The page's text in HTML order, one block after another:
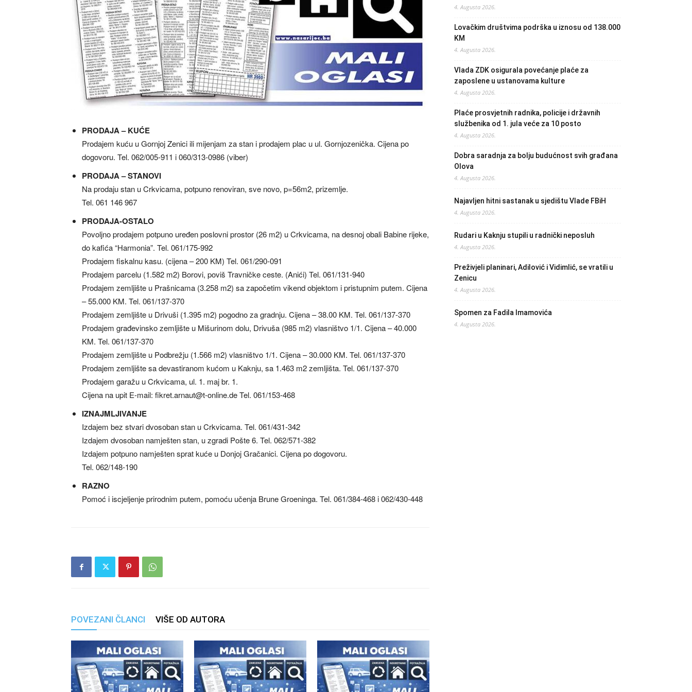
PRODAJA – KUĆE
Prodajem kuću u Gornjoj Zenici ili mijenjam za stan i prodajem plac u ul. Gornjozenička. Cijena po
dogovoru. Tel. 062/005-911 i 060/313-0986 (viber)
PRODAJA – STANOVI
Na prodaju stan u Crkvicama, potpuno renoviran, sve novo, p=56m2, prizemlje.
Tel. 061 146 967
PRODAJA-OSTALO
Povoljno prodajem potpuno uređen poslovni prostor (26 m2) u Crkvicama, na desnoj obali Babine rijeke,
do kafića “Harmonia”. Tel. 061/175-992
Prodajem fiskalnu kasu. (cijena – 200 KM) Tel. 061/290-091
Prodajem parcelu (1.582 m2) Borovi, poviš Travničke ceste. (Anići) Tel. 061/131-940
Prodajem zemljište u Prašnicama (3.258 m2) sa započetim vikend objektom i pristupnim putem. Cijena
– 55.000 KM. Tel. 061/137-370
Prodajem zemljište u Drivuši (1.395 m2) pogodno za gradnju. Cijena – 38.00 KM. Tel. 061/137-370
Prodajem građevinsko zemljište u Mišurinom dolu, Drivuša (985 m2) vlasništvo 1/1. Cijena – 40.000
KM. Tel. 061/137-370
Prodajem zemljište u Podbrežju (1.566 m2) vlasništvo 1/1. Cijena – 30.000 KM. Tel. 061/137-370
Prodajem zemljište sa devastiranom kućom u Kaknju, sa 1.463 m2 zemljišta. Tel. 061/137-370
Prodajem garažu u Crkvicama, ul. 1. maj br. 1.
Cijena na upit E-mail: fikret.arnaut@t-online.deTel. 061/153-468
IZNAJMLJIVANJE
Izdajem bez stvari dvosoban stan u Crkvicama. Tel. 061/431-342
Izdajem dvosoban namješten stan, u zgradi Pošte 6. Tel. 062/571-382
Izdajem potpuno namješten sprat kuće u Donjoj Gračanici. Cijena po dogovoru.
Tel. 062/148-190
RAZNO
Pomoć i iscjeljenje prirodnim putem, pomoću učenja Brune Groeninga. Tel. 061/384-468 i 062/430-448
POVEZANI ČLANCI VIŠE OD AUTORA
4. Augusta 2026.
Lovačkim društvima podrška u iznosu od 138.000
KM
4. Augusta 2026.
Vlada ZDK osigurala povećanje plaće za
zaposlene u ustanovama kulture
4. Augusta 2026.
Plaće prosvjetnih radnika, policije i državnih
službenika od 1. jula veće za 10 posto
4. Augusta 2026.
Dobra saradnja za bolju budućnost svih građana
Olova
4. Augusta 2026.
Najavljen hitni sastanak u sjedištu Vlade FBiH
4. Augusta 2026.
Rudari u Kaknju stupili u radnički neposluh
4. Augusta 2026.
Preživjeli planinari, Adilović i Vidimlić, se vratili u
Zenicu
4. Augusta 2026.
Spomen za Fadila Imamovića
4. Augusta 2026.